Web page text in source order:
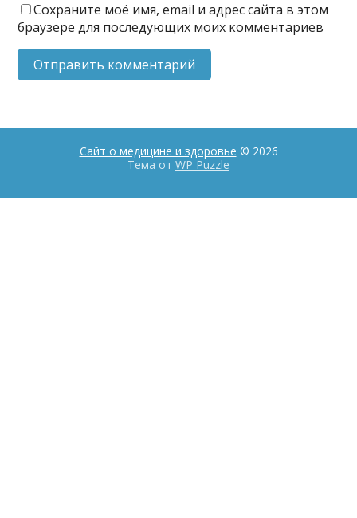
Сохраните моё имя, email и адрес сайта в этом
браузере для последующих моих комментариев
Сайт о медицине и здоровье © 2026
Тема от WP Puzzle